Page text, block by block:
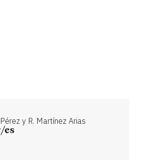
y R. Martínez Arias
es